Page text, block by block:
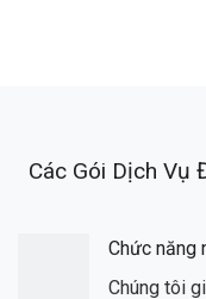
Các Gói Dịch Vụ
Chức năng
Chúng tôi